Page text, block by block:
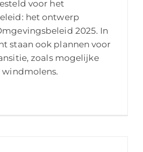
voor het
het ontwerp
2025. In
staan ook plannen voor
zoals mogelijke
windmolens.